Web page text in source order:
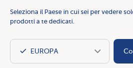
Seleziona il Paese in cui sei per vedere
prodotti a te dedicati.